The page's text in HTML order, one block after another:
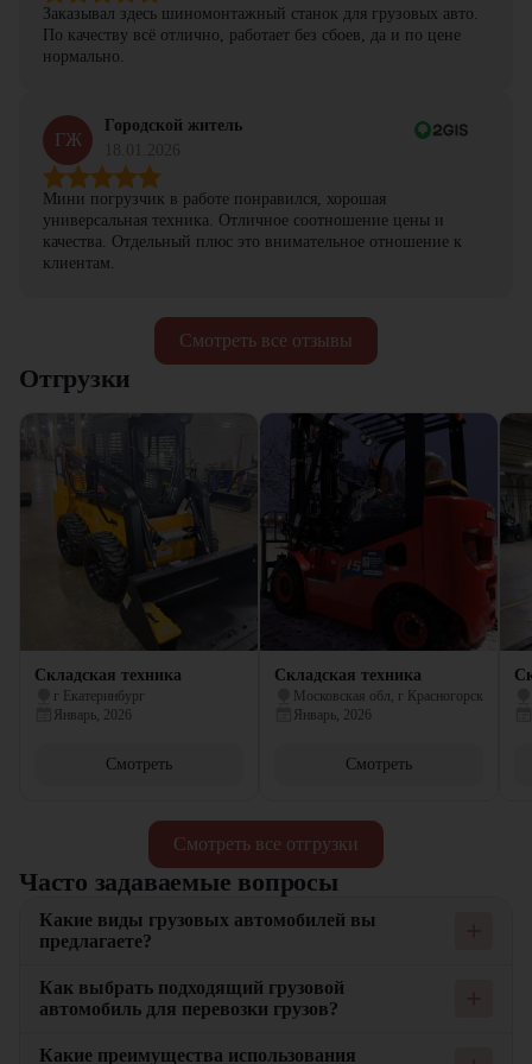
Смотреть все отзывы
Заказывал здесь шиномонтажный станок для грузовых авто.
По качеству всё отлично, работает без сбоев, да и по цене
нормально.
ГЖ
Городской житель
Мини погрузчик в работе понравился, хорошая
универсальная техника. Отличное соотношение цены и
качества. Отдельный плюс это внимательное отношение к
клиентам.
Смотреть все отгрузки
Отгрузки
Складская техника
г Екатеринбург
Январь, 2026
Смотреть
Складская техника
Московская обл, г Красногорск
Январь, 2026
Смотреть
Часто задаваемые вопросы
Какие виды грузовых автомобилей вы
предлагаете?
включая фургоны, тягачи и самосвалы. Каждый тип
автомобилей подходит для определенных видов грузов и
для перевозки мелких и средних грузов в городской черте, а
Как выбрать подходящий грузовой
автомобиль для перевозки грузов?
Какие преимущества использования